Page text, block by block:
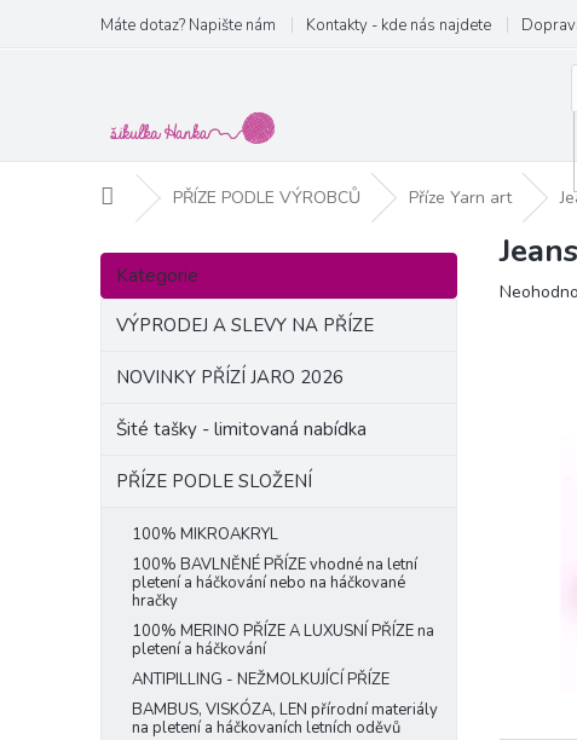
obsah
Máte dotaz? Napište nám Kontakty - kde nás najdete
Domů PŘÍZE PODLE VÝROBCŮ Příze Yarn art
P
s
Přeskočit
kategorie
Kategorie
VÝPRODEJ A SLEVY NA PŘÍZE
NOVINKY PŘÍZÍ JARO 2026
Šité tašky - limitovaná nabídka
PŘÍZE PODLE SLOŽENÍ
100% MIKROAKRYL
100% BAVLNĚNÉ PŘÍZE vhodné na letní
pletení a háčkování nebo na háčkované
hračky
100% MERINO PŘÍZE A LUXUSNÍ PŘÍZE na
pletení a háčkování
ANTIPILLING - NEŽMOLKUJÍCÍ PŘÍZE
BAMBUS, VISKÓZA, LEN přírodní materiály
na pletení a háčkovaních letních oděvů
Průměrné